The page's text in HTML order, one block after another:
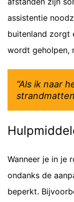
assistentie
buitenland zorgt
wordt geholpen,
“Als ik naar
Wanneer je in je
ondanks de
beperkt.